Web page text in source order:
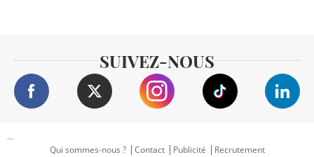
SUIVEZ-NOUS
...
Qui sommes-nous ?
Contact Publicité
Recrutement